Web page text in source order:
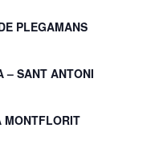
PLEGAMANS
– SANT ANTONI
MONTFLORIT